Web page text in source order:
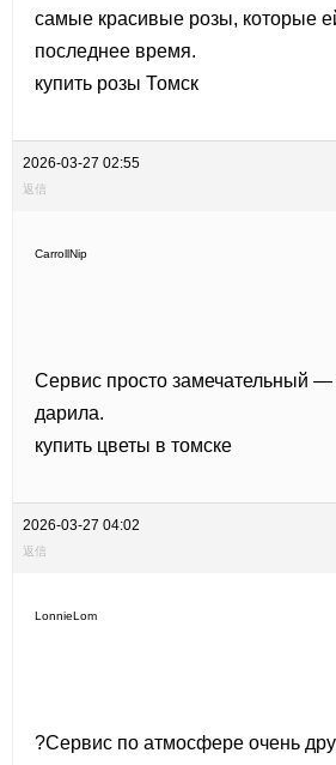
самые красивые розы, которые
последнее время.
купить розы Томск
2026-03-27 02:55
返信
CarrollNip
Сервис просто замечательный
дарила.
купить цветы в томске
2026-03-27 04:02
返信
LonnieLom
?Сервис по атмосфере очень